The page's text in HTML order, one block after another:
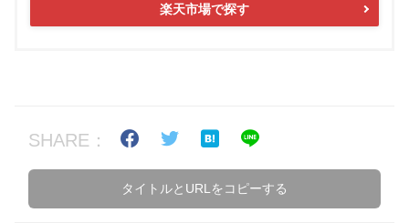
楽天市場で探す
SHARE：
タイトルとURLをコピーする